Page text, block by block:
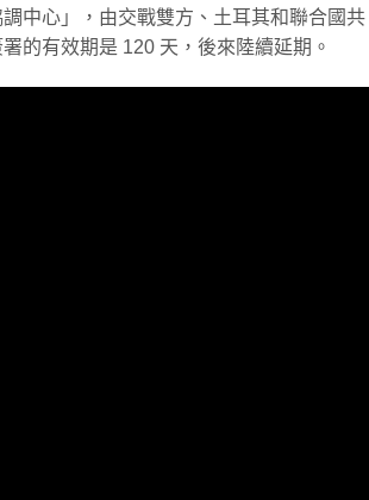
中心」，由交戰雙方、土耳其和聯合國共
的有效期是 120 天，後來陸續延期。